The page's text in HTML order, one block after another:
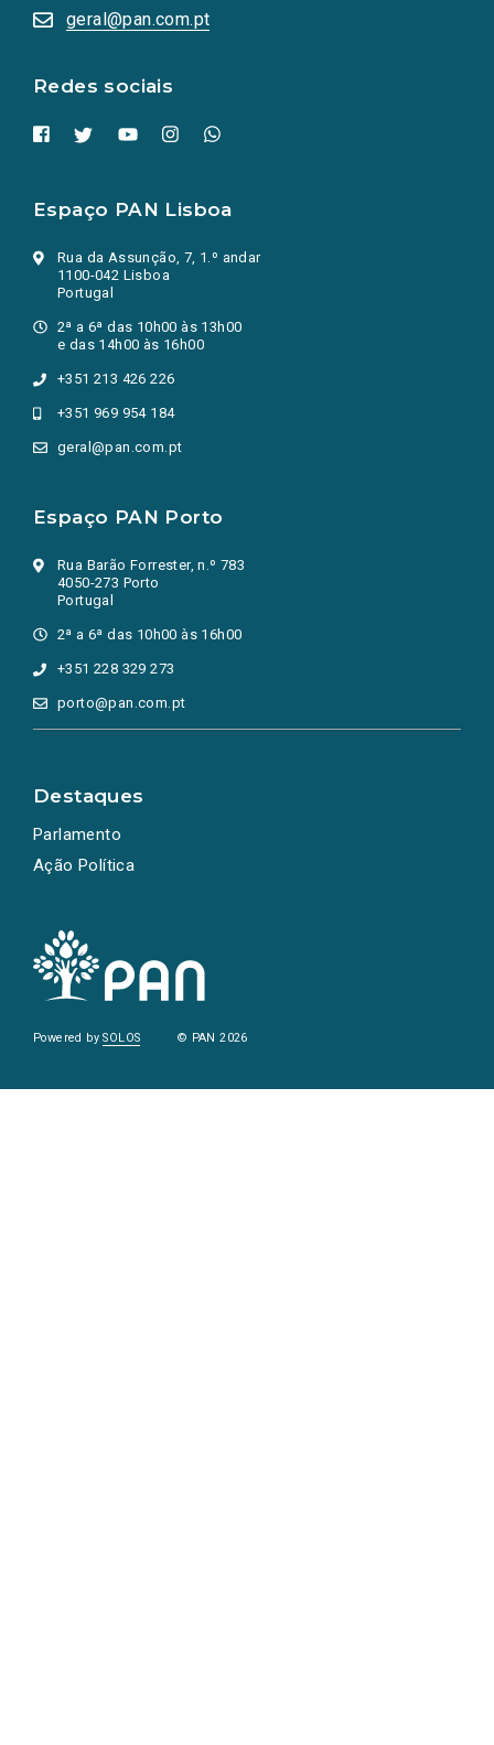
geral@pan.com.pt
Redes sociais
numa
nova
Espaço PAN Lisboa
Rua da Assunção, 7, 1.º andar
1100-042 Lisboa
Portugal
2ª a 6ª das 10h00 às 13h00
e das 14h00 às 16h00
+351 213 426 226
+351 969 954 184
geral@pan.com.pt
Espaço PAN Porto
Rua Barão Forrester, n.º 783
4050-273 Porto
Portugal
2ª a 6ª das 10h00 às 16h00
+351 228 329 273
porto@pan.com.pt
Destaques
Parlamento
Ação Política
Powered bySOLOS © PAN 2026